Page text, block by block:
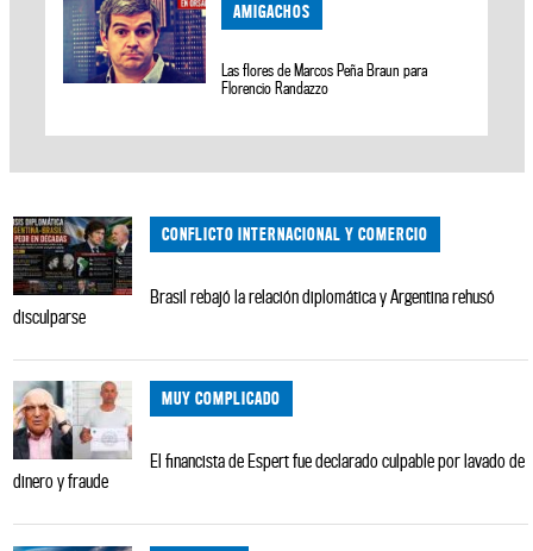
AMIGACHOS
Las flores de Marcos Peña Braun para
Florencio Randazzo
CONFLICTO INTERNACIONAL Y COMERCIO
Brasil rebajó la relación diplomática y Argentina rehusó
disculparse
MUY COMPLICADO
El financista de Espert fue declarado culpable por lavado de
dinero y fraude